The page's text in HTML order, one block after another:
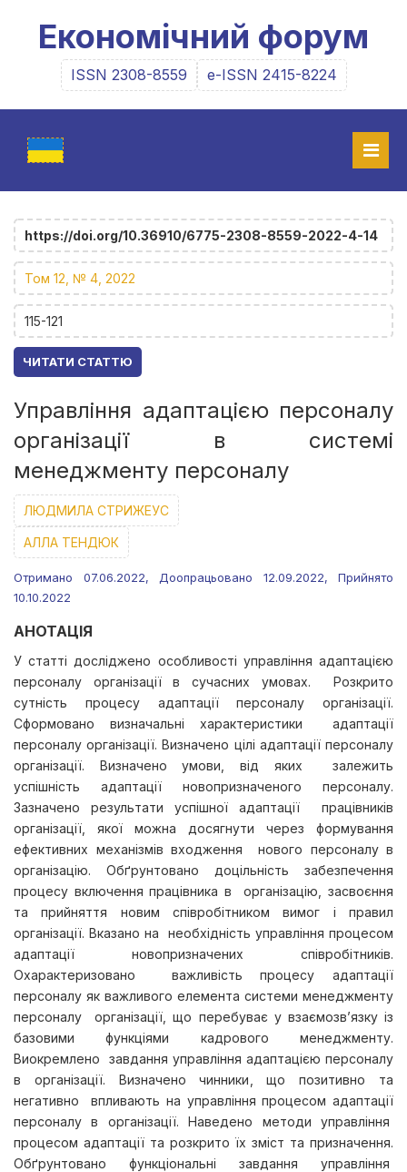
Економічний форум
ISSN 2308-8559 e-ISSN 2415-8224
https://doi.org/10.36910/6775-2308-8559-2022-4-14
Том 12, № 4, 2022
115-121
ЧИТАТИ СТАТТЮ
Управління адаптацією персоналу
організації в системі
менеджменту персоналу
ЛЮДМИЛА СТРИЖЕУС
АЛЛА ТЕНДЮК
Отримано 07.06.2022, Доопрацьовано 12.09.2022, Прийнято
10.10.2022
АНОТАЦІЯ
У статті досліджено особливості управління адаптацією
персоналу організації в сучасних умовах. Розкрито
сутність процесу адаптації персоналу організації.
Сформовано визначальні характеристики адаптації
персоналу організації. Визначено цілі адаптації персоналу
організації. Визначено умови, від яких залежить
успішність адаптації новопризначеного персоналу.
Зазначено результати успішної адаптації працівників
організації, якої можна досягнути через формування
ефективних механізмів входження нового персоналу в
організацію. Обґрунтовано доцільність забезпечення
процесу включення працівника в організацію, засвоєння
та прийняття новим співробітником вимог і правил
організації. Вказано на необхідність управління процесом
адаптації новопризначених співробітників.
Охарактеризовано важливість процесу адаптації
персоналу як важливого елемента системи менеджменту
персоналу організації, що перебуває у взаємозв’язку із
базовими функціями кадрового менеджменту.
Виокремлено завдання управління адаптацією персоналу
в організації. Визначено чинники, що позитивно та
негативно впливають на управління процесом адаптації
персоналу в організації. Наведено методи управління
процесом адаптації та розкрито їх зміст та призначення.
Обґрунтовано функціональні завдання управління